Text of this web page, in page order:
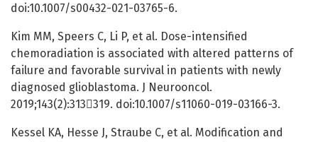
doi:10.1007/s00432-021-03765-6.
Kim MM, Speers C, Li P, et al. Dose-intensified
chemoradiation is associated with altered patterns of
failure and favorable survival in patients with newly
diagnosed glioblastoma. J Neurooncol.
2019;143(2):313319. doi:10.1007/s11060-019-03166-3.
Kessel KA, Hesse J, Straube C, et al. Modification and